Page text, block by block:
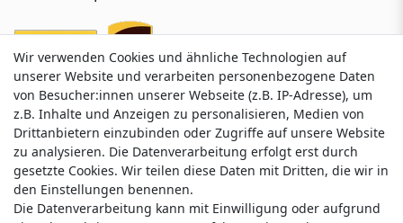
Service & Kontakt
Wir verwenden Cookies und ähnliche Technologien auf
unserer Website und verarbeiten personenbezogene Daten
von Besucher:innen unserer Webseite (z.B. IP-Adresse), um
z.B. Inhalte und Anzeigen zu personalisieren, Medien von
Drittanbietern einzubinden oder Zugriffe auf unsere Website
zu analysieren. Die Datenverarbeitung erfolgt erst durch
gesetzte Cookies. Wir teilen diese Daten mit Dritten, die wir in
den Einstellungen benennen.
Die Datenverarbeitung kann mit Einwilligung oder aufgrund
Wir verwenden Cookies und ähnliche Technologien auf
unserer Website und verarbeiten personenbezogene Daten
von Besucher:innen unserer Webseite (z.B. IP-Adresse), um
z.B. Inhalte und Anzeigen zu personalisieren, Medien von
Drittanbietern einzubinden oder Zugriffe auf unsere Website
zu analysieren. Die Datenverarbeitung erfolgt erst durch
gesetzte Cookies. Wir teilen diese Daten mit Dritten, die wir in
den Einstellungen benennen.
Die Datenverarbeitung kann mit Einwilligung oder aufgrund